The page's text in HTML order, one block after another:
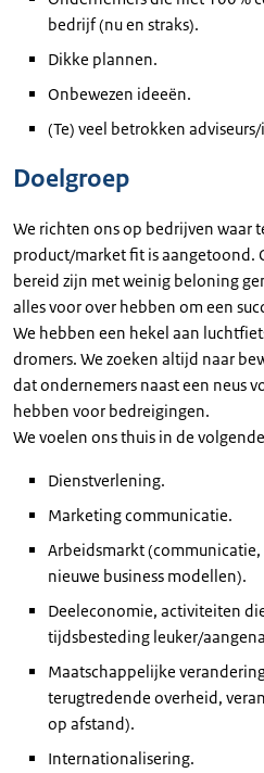
bedrijf (nu en straks).
Dikke plannen.
Onbewezen ideeën.
(Te) veel betrokken
Doelgroep
We richten ons op bedrijven waar
product/market fit is aangetoond.
bereid zijn met weinig beloning
alles voor over hebben om een
We hebben een hekel aan
dromers. We zoeken altijd naar
dat ondernemers naast een neus
hebben voor bedreigingen.
We voelen ons thuis in de
Dienstverlening.
Marketing communicatie.
Arbeidsmarkt
nieuwe business modellen).
Deeleconomie, activiteiten
tijdsbesteding leuker/
Maatschappelijke
terugtredende overheid,
op afstand).
Internationalisering.